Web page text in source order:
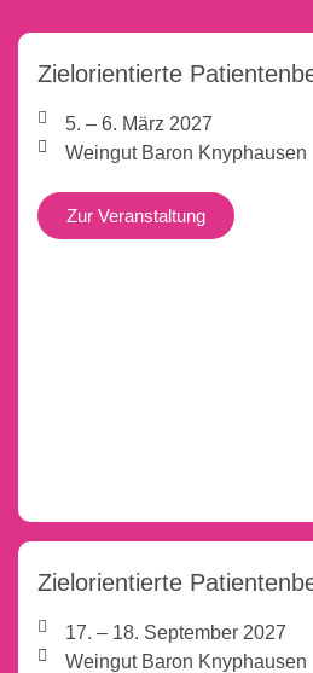
Zielorientierte
5. – 6. März 2027
Weingut Baron Knyphausen
Zur Veranstaltung
Zielorientierte
17. – 18. September 2027
Weingut Baron Knyphausen